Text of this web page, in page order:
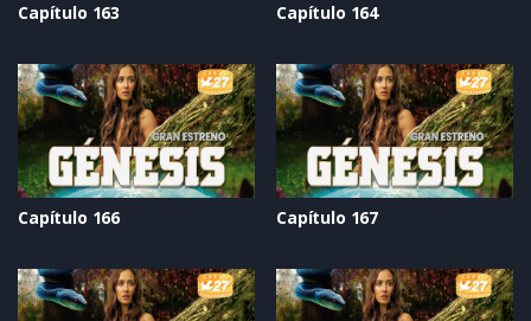
Capítulo 163 Capítulo 164
Capítulo 166 Capítulo 167